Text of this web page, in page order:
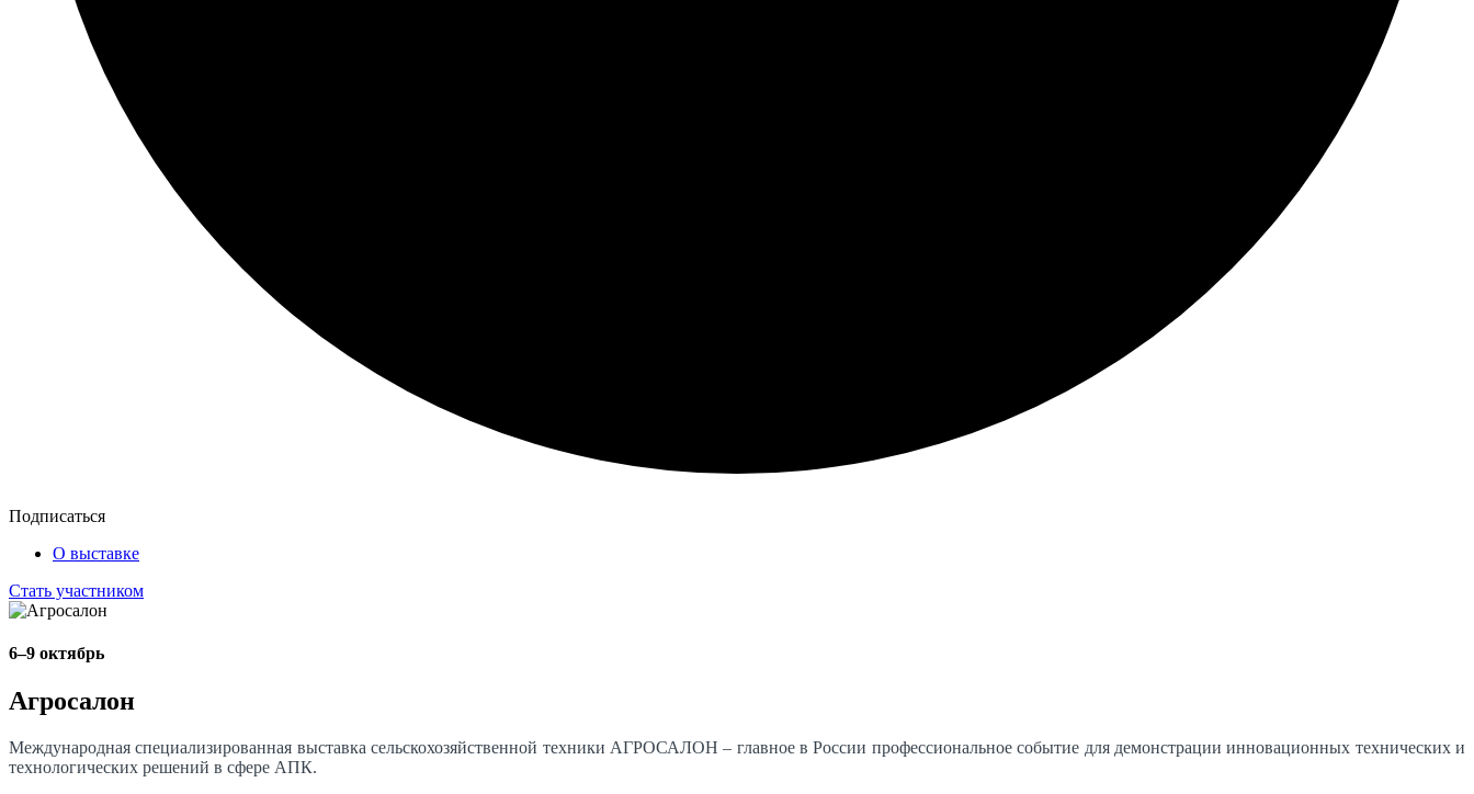
Подписаться
О выставке
Стать участником
6–9 октябрь
Агросалон
Международная специализированная выставка сельскохозяйственной техники АГРОСАЛОН – главное в России профессиональное событие для демонстрации инновационных технических и
технологических решений в сфере АПК.